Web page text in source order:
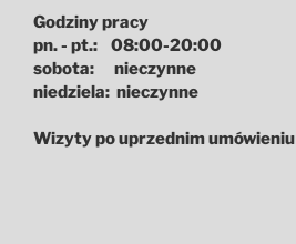
Godziny pracy
pn. - pt.: 08:00-20:00
sobota: nieczynne
niedziela: nieczynne
Wizyty po uprzednim umówieniu